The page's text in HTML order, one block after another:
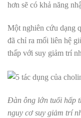
hơn sẽ có khả năng
Một nghiên cứu dạng
đã chỉ ra mối liên hệ
thấp với suy giảm trí
Đàn ông lớn tuổi hấp
nguy cơ suy giảm trí